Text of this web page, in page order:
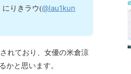
にりきラウ(@lau1kun
れており、女優の米倉涼
かと思います。